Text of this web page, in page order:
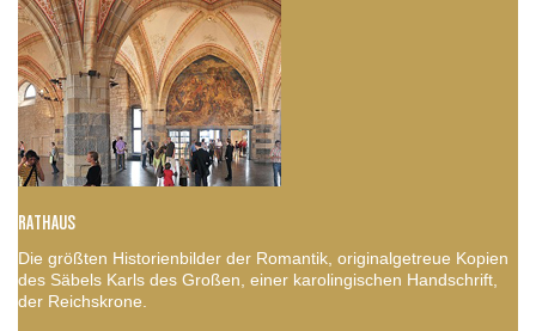
RATHAUS
Die größten Historienbilder der Romantik, originalgetreue Kopien
des Säbels Karls des Großen, einer karolingischen Handschrift,
der Reichskrone.